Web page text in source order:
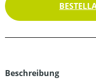
Beschreibung